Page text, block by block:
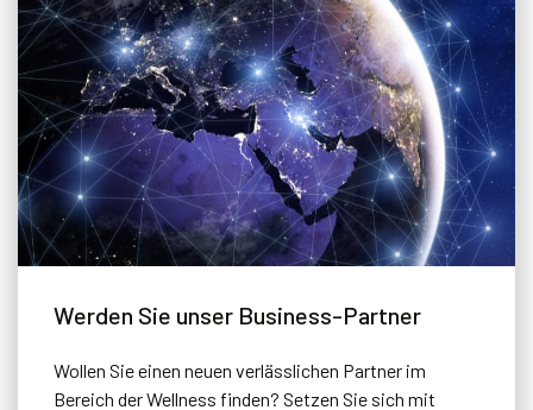
Werden Sie unser Business-Partner
Wollen Sie einen neuen verlässlichen Partner im
Bereich der Wellness finden? Setzen Sie sich mit